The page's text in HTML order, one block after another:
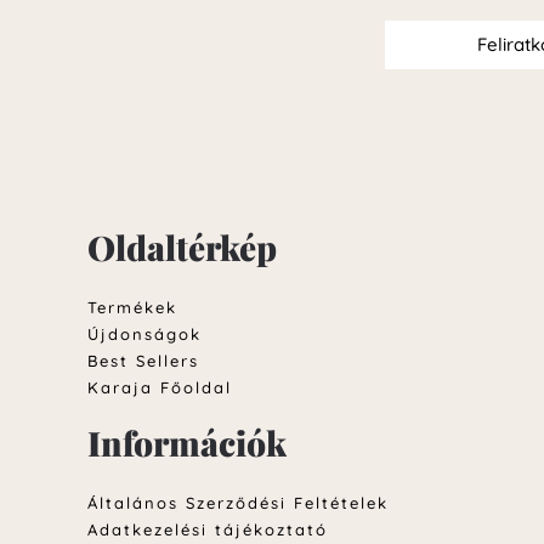
Oldaltérkép
Termékek
Újdonságok
Best Sellers
Karaja Főoldal
Információk
Általános Szerződési Feltételek
Adatkezelési tájékoztató